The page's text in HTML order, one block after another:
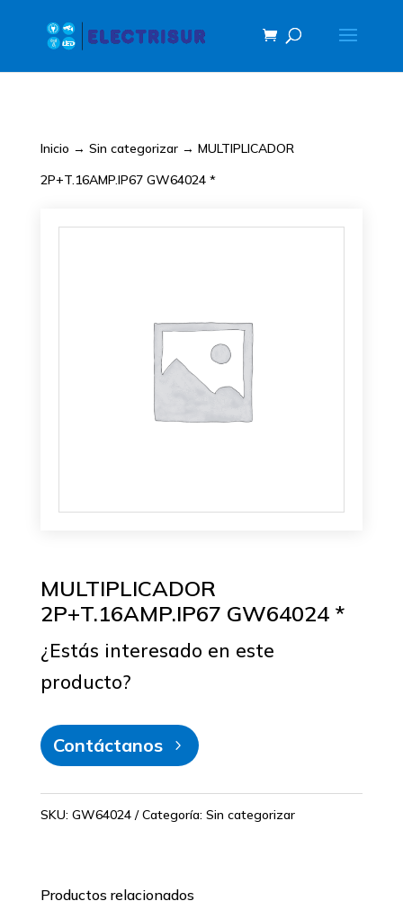
Inicio → Sin categorizar→ MULTIPLICADOR
2P+T.16AMP.IP67 GW64024 *
MULTIPLICADOR
2P+T.16AMP.IP67 GW64024 *
¿Estás interesado en este
producto?
Contáctanos
SKU: GW64024 Categoría: Sin categorizar
Productos relacionados